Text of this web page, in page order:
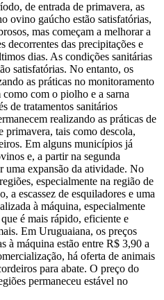
de entrada de primavera, as
ovino gaúcho estão satisfatórias,
mas começam a melhorar a
decorrentes das precipitações e
dias. As condições sanitárias
satisfatórias. No entanto, os
as práticas no monitoramento
com o piolho e a sarna
de tratamentos sanitários
realizando as práticas de
primavera, tais como descola,
Em alguns municípios já
e, a partir na segunda
uma expansão da atividade. No
especialmente na região de
a escassez de esquiladores e uma
à máquina, especialmente
é mais rápido, eficiente e
Em Uruguaiana, os preços
à máquina estão entre R$ 3,90 a
há oferta de animais
para abate. O preço do
permaneceu estável no